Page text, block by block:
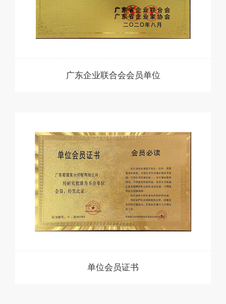
广东企业联合会会员单位
单位会员证书